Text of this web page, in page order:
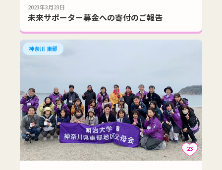
2023年3月23日
未来サポーター募金への寄付のご報告
神奈川 東部
23